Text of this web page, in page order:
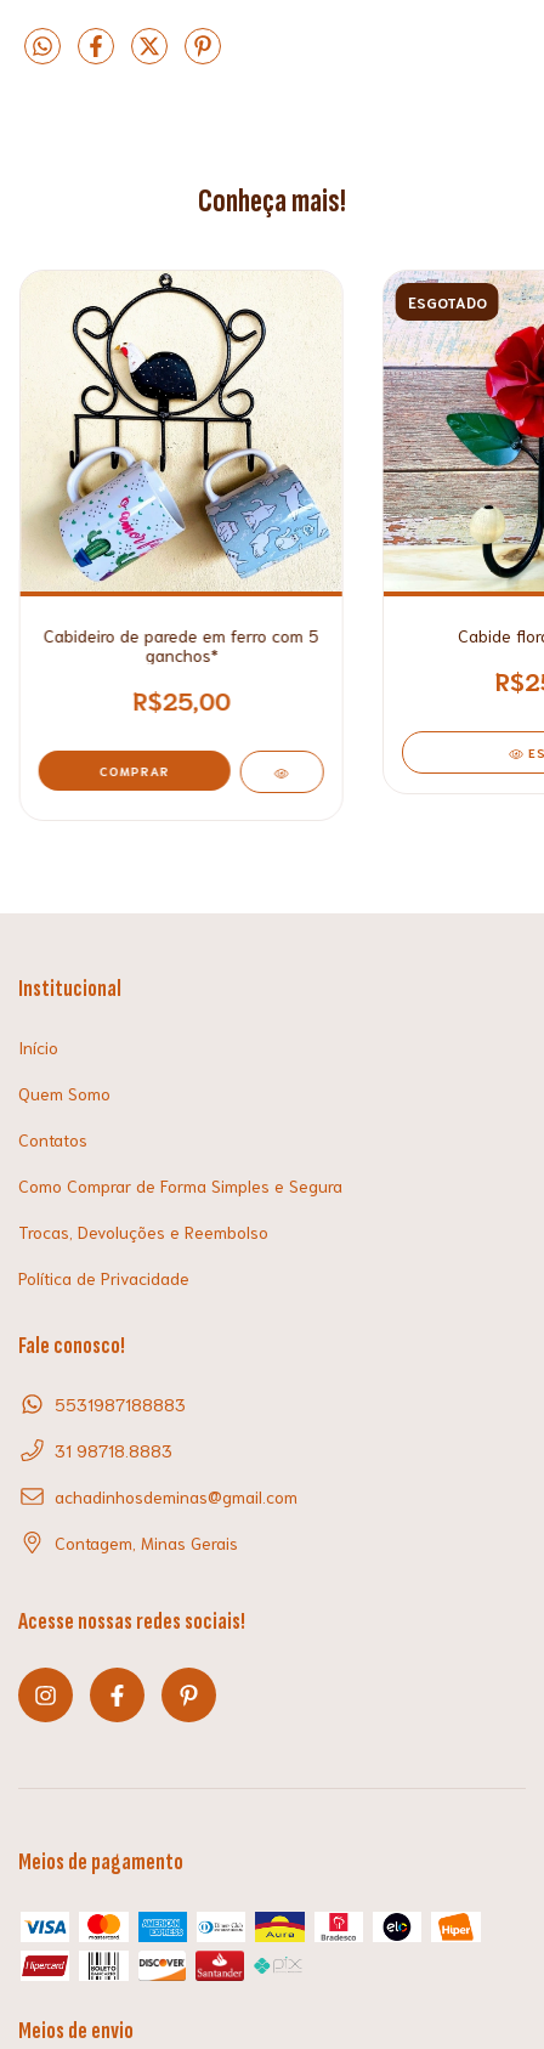
Conheça mais!
Cabideiro de parede em ferro com 5
ganchos*
R$25,00
COMPRAR
ESGOTADO
Cabide
Institucional
Início
Quem Somo
Contatos
Como Comprar de Forma Simples e Segura
Trocas, Devoluções e Reembolso
Política de Privacidade
Fale conosco!
5531987188883
31 98718.8883
achadinhosdeminas@gmail.com
Contagem, Minas Gerais
Acesse nossas redes sociais!
Meios de pagamento
Meios de envio